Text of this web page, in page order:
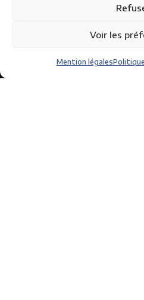
Voir les
Mention légales
Locations et